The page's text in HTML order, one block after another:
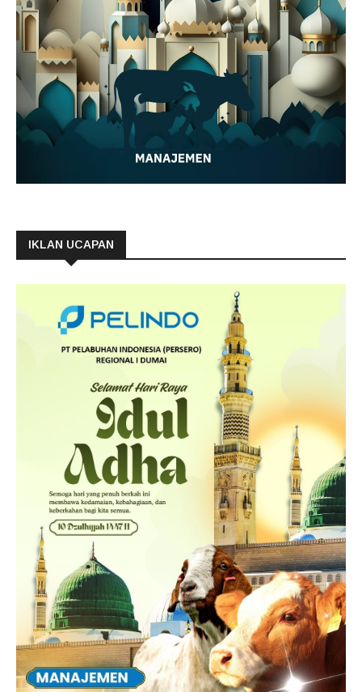
IKLAN UCAPAN